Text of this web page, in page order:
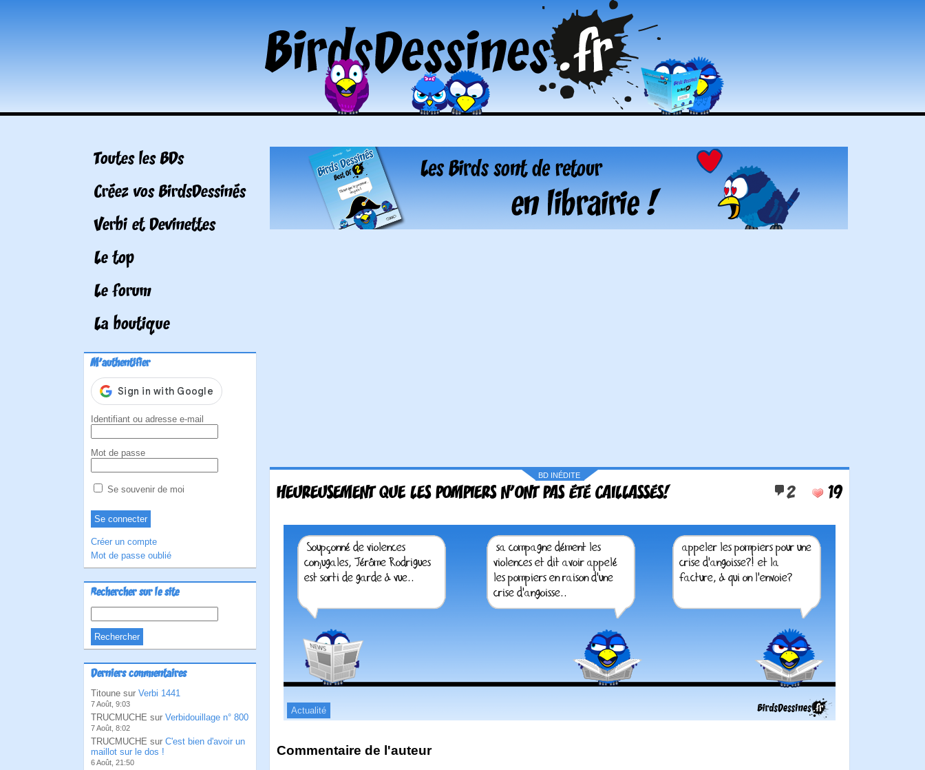
Toutes les BDs
Créez vos BirdsDessinés
Verbi et Devinettes
Le top
Le forum
La boutique
M'authentifier
Identifiant ou adresse e-mail
Mot de passe
Se souvenir de moi
Créer un compte
Mot de passe oublié
Rechercher sur le site
Derniers commentaires
Titoune sur Verbi 1441
7 Août, 9:03
TRUCMUCHE sur Verbidouillage n° 800
7 Août, 8:02
TRUCMUCHE sur C'est bien d'avoir un
maillot sur le dos !
6 Août, 21:50
BD INÉDITE
2 19
HEUREUSEMENT QUE LES POMPIERS N'ONT PAS ÉTÉ CAILLASSÉS!
Actualité
Commentaire de l'auteur